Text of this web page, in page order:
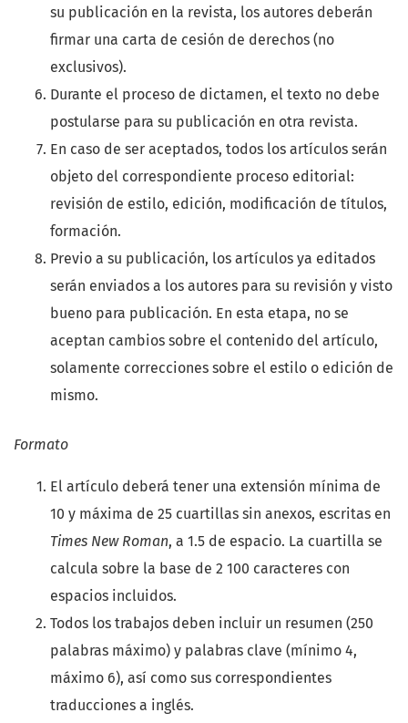
su publicación en la revista, los autores deberán
firmar una carta de cesión de derechos (no
exclusivos).
Durante el proceso de dictamen, el texto no debe
postularse para su publicación en otra revista.
En caso de ser aceptados, todos los artículos serán
objeto del correspondiente proceso editorial:
revisión de estilo, edición, modificación de títulos,
formación.
Previo a su publicación, los artículos ya editados
serán enviados a los autores para su revisión y visto
bueno para publicación. En esta etapa, no se
aceptan cambios sobre el contenido del artículo,
solamente correcciones sobre el estilo o edición de
mismo.
Formato
El artículo deberá tener una extensión mínima de
10 y máxima de 25 cuartillas sin anexos, escritas en
Times New Roman, a 1.5 de espacio. La cuartilla se
calcula sobre la base de 2 100 caracteres con
espacios incluidos.
Todos los trabajos deben incluir un resumen (250
palabras máximo) y palabras clave (mínimo 4,
máximo 6), así como sus correspondientes
traducciones a inglés.